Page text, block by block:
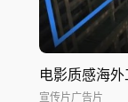
电影质感海
宣传片广告片